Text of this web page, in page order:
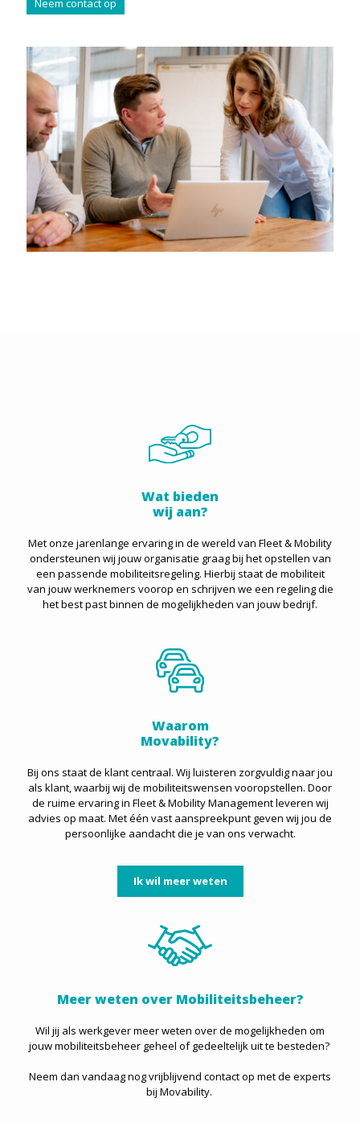
Neem contact op
Wat bieden
wij aan?
Met onze jarenlange ervaring in de wereld van Fleet & Mobility
ondersteunen wij jouw organisatie graag bij het opstellen van
een passende mobiliteitsregeling. Hierbij staat de mobiliteit
van jouw werknemers voorop en schrijven we een regeling die
het best past binnen de mogelijkheden van jouw bedrijf.
Waarom
Movability?
Bij ons staat de klant centraal. Wij luisteren zorgvuldig naar jou
als klant, waarbij wij de mobiliteitswensen vooropstellen. Door
de ruime ervaring in Fleet & Mobility Management leveren wij
advies op maat. Met één vast aanspreekpunt geven wij jou de
persoonlijke aandacht die je van ons verwacht.
Ik wil meer weten
Meer weten over Mobiliteitsbeheer?
Wil jij als werkgever meer weten over de mogelijkheden om
jouw mobiliteitsbeheer geheel of gedeeltelijk uit te besteden?
Neem dan vandaag nog vrijblijvend contact op met de experts
bij Movability.